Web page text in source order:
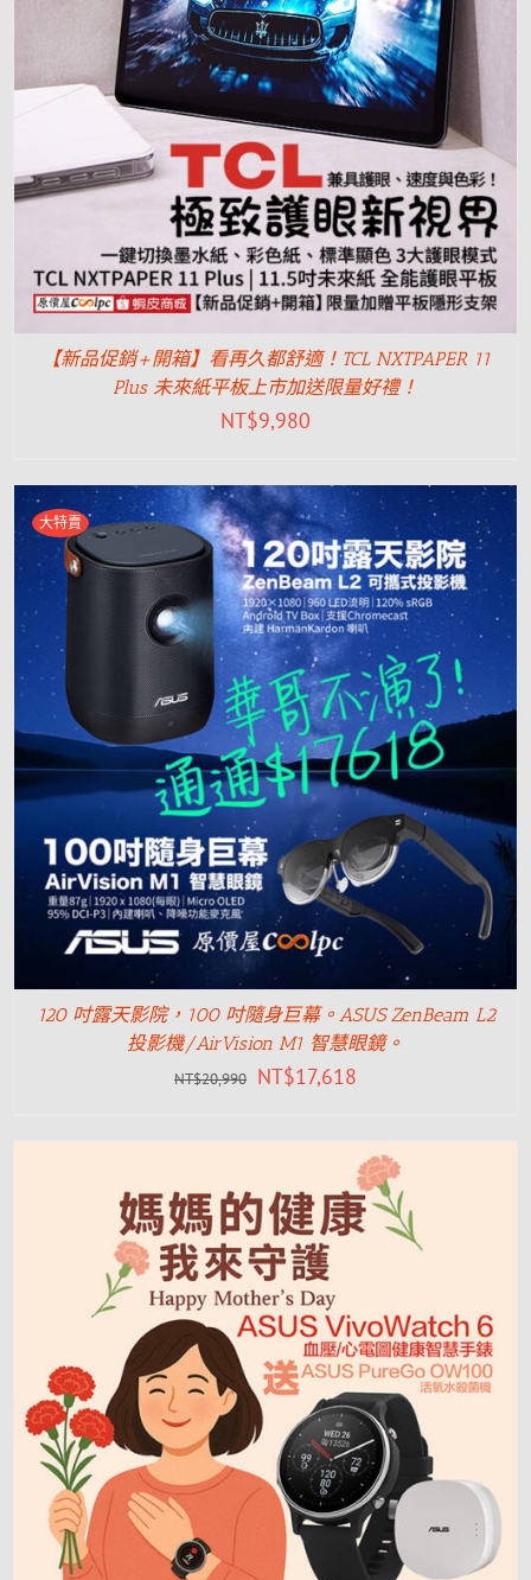
【新品促銷+開箱】看再久都舒適！TCL NXTPAPER 11
Plus 未來紙平板上市加送限量好禮！
NT$9,980
大特賣
120 吋露天影院，100 吋隨身巨幕。ASUS ZenBeam L2
投影機/AirVision M1 智慧眼鏡。
NT$20,990 NT$17,618